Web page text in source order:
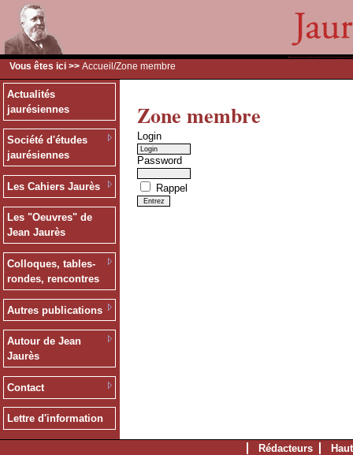
Vous êtes ici >> Accueil /Zone membre
Actualités
jaurésiennes
Société d'études
jaurésiennes
Les Cahiers Jaurès
Les "Oeuvres" de
Jean Jaurès
Colloques, tables-
rondes, rencontres
Autres publications
Autour de Jean
Jaurès
Contact
Lettre d'information
Zone membre
Login
Password
Rappel
Rédacteurs